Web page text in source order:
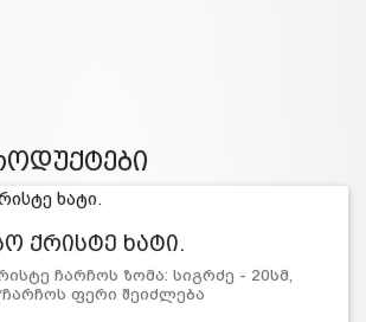
ქრისტე ხატი.
ჩარჩოს ზომა: სიგრძე - 20სმ,
ფერი შეიძლება